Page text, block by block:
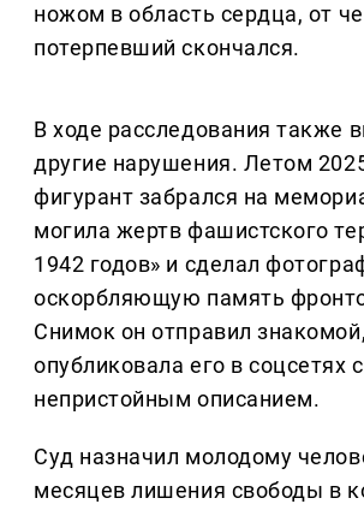
ножом в область сердца, от
потерпевший скончался.
В ходе расследования также
другие нарушения. Летом
фигурант забрался на
могила жертв фашистского
1942 годов» и сделал
оскорбляющую память
Снимок он отправил
опубликовала его в соцсетях с
непристойным описанием.
Суд назначил молодому
месяцев лишения свободы в